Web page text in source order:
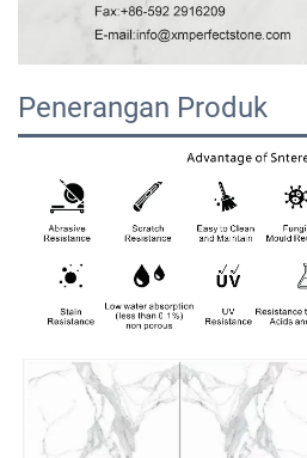
Penerangan Produk